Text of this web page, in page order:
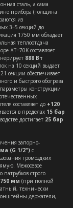
сталь, а сама
прибора (толщина
из
3–5 секций до
1750 мм обладает
теплоотдача
ΔT=70K составляет
888 Вт
на 10 секций выдает
секции обеспечивает
и быстрого обогрева
конструкции
составляет до +120
в пределах 15 бар
достигает 25 бар
запорно-
(G 1/2") с
громоздких
Межосевое
строго
мм (при полной
технически
держатели,